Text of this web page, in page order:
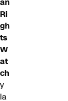
Ri
gh
ts
W
at
ch
y
la